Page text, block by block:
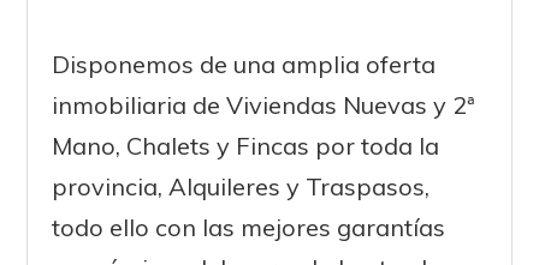
Disponemos de una amplia oferta
inmobiliaria de Viviendas Nuevas y 2ª
Mano, Chalets y Fincas por toda la
provincia, Alquileres y Traspasos,
todo ello con las mejores garantías